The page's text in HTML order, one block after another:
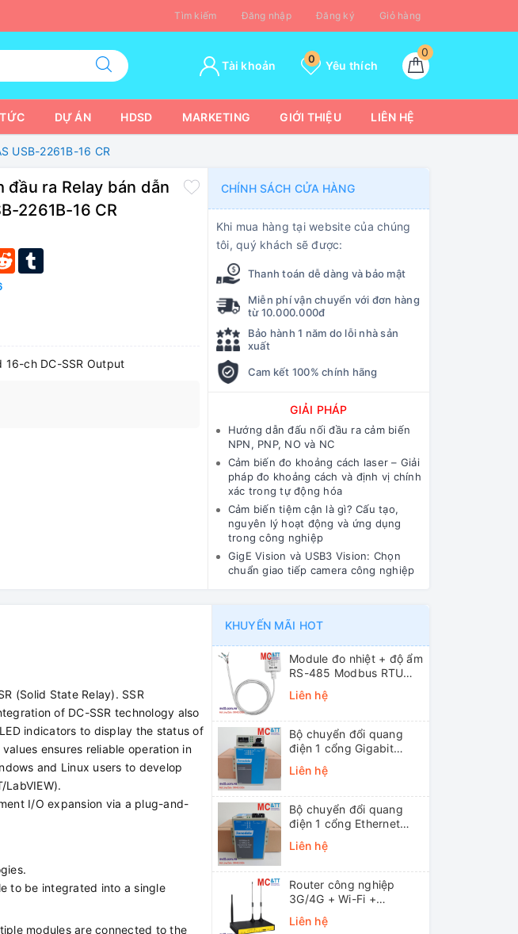
Tìm kiếm Đăng nhập Đăng ký Giỏ hàng
0
Yêu thích
0
Tài khoản
DỰ ÁN HDSD MARKETING GIỚI THIỆU LIÊN HỆ
USB-2261B-16 CR
đầu ra Relay bán dẫn
2261B-16 CR
Reddit
16-ch DC-SSR Output
CHÍNH SÁCH CỬA HÀNG
Khi mua hàng tại website của chúng
tôi, quý khách sẽ được:
Thanh toán dễ dàng và bảo mật
Miễn phí vận chuyển với đơn hàng
từ 10.000.000đ
Bảo hành 1 năm do lỗi nhà sản
xuất
Cam kết 100% chính hãng
GIẢI PHÁP
Hướng dẫn đấu nối đầu ra cảm biến
NPN, PNP, NO và NC
Cảm biến đo khoảng cách laser – Giải
pháp đo khoảng cách và định vị chính
xác trong tự động hóa
Cảm biến tiệm cận là gì? Cấu tạo,
nguyên lý hoạt động và ứng dụng
trong công nghiệp
GigE Vision và USB3 Vision: Chọn
chuẩn giao tiếp camera công nghiệp
(Solid State Relay). SSR
of DC-SSR technology also
indicators to display the status of
ensures reliable operation in
and Linux users to develop
I/O expansion via a plug-and-
to be integrated into a single
modules are connected to the
KHUYẾN MÃI HOT
Module đo nhiệt + độ ẩm
RS-485 Modbus RTU
ICP DAS DL-10 CR
Liên hệ
Bộ chuyển đổi quang
điện 1 cổng Gigabit
Ethernet 3Onedata
MODEL3012-S-SC-
mode, SC, 20KM)
Liên hệ
Bộ chuyển đổi quang
điện 1 cổng Ethernet
3onedata MODEL1100-
S-SC-20KM (Dual fiber,
Liên hệ
Router công nghiệp
3G/4G + Wi-Fi +
APN/VPN Four-Faith
F3436
Liên hệ